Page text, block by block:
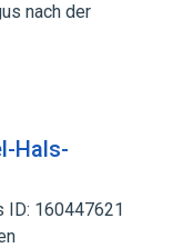
nach der
Hals-
ID: 160447621